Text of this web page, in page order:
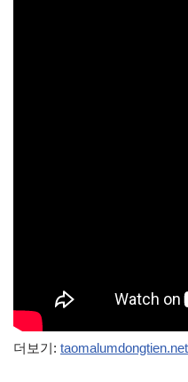
더보기: taomalumdongtien.net